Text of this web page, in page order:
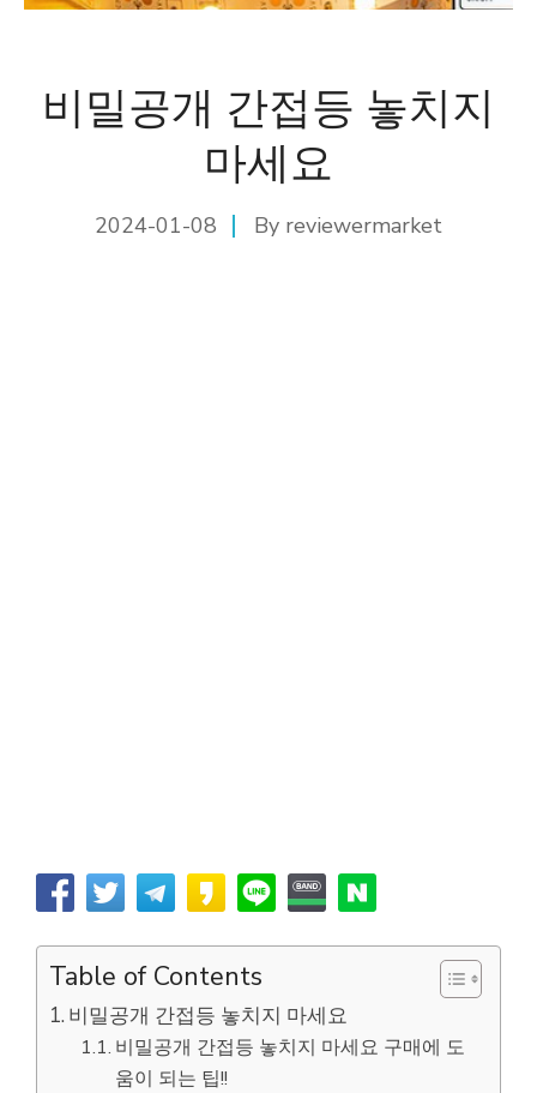
비밀공개 간접등 놓치지
마세요
2024-01-08 By reviewermarket
Table of Contents
비밀공개 간접등 놓치지 마세요
비밀공개 간접등 놓치지 마세요 구매에 도
움이 되는 팁!!